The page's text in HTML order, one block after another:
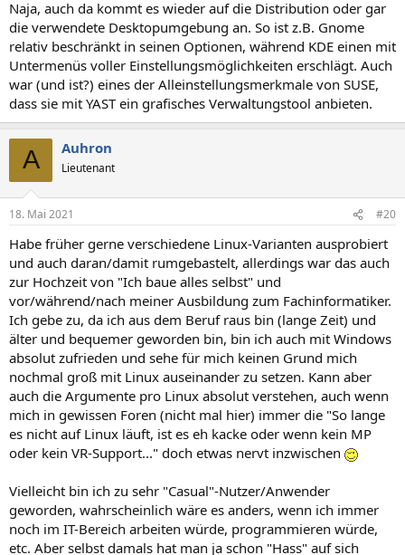
Naja, auch da kommt es wieder auf die Distribution oder gar
die verwendete Desktopumgebung an. So ist z.B. Gnome
relativ beschränkt in seinen Optionen, während KDE einen mit
Untermenüs voller Einstellungsmöglichkeiten erschlägt. Auch
war (und ist?) eines der Alleinstellungsmerkmale von SUSE,
dass sie mit YAST ein grafisches Verwaltungstool anbieten.
A Auhron
Lieutenant
18. Mai 2021 #20
Habe früher gerne verschiedene Linux-Varianten ausprobiert
und auch daran/damit rumgebastelt, allerdings war das auch
zur Hochzeit von "Ich baue alles selbst" und
vor/während/nach meiner Ausbildung zum Fachinformatiker.
Ich gebe zu, da ich aus dem Beruf raus bin (lange Zeit) und
älter und bequemer geworden bin, bin ich auch mit Windows
absolut zufrieden und sehe für mich keinen Grund mich
nochmal groß mit Linux auseinander zu setzen. Kann aber
auch die Argumente pro Linux absolut verstehen, auch wenn
mich in gewissen Foren (nicht mal hier) immer die "So lange
es nicht auf Linux läuft, ist es eh kacke oder wenn kein MP
oder kein VR-Support..." doch etwas nervt inzwischen
Vielleicht bin ich zu sehr "Casual"-Nutzer/Anwender
geworden, wahrscheinlich wäre es anders, wenn ich immer
noch im IT-Bereich arbeiten würde, programmieren würde,
etc. Aber selbst damals hat man ja schon "Hass" auf sich